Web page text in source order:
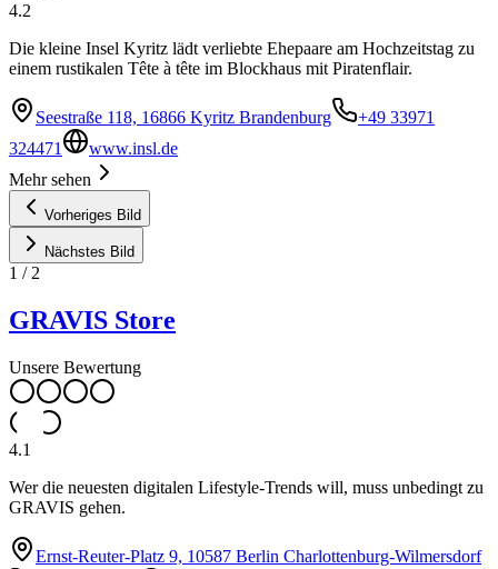
4.2
Die kleine Insel Kyritz lädt verliebte Ehepaare am Hochzeitstag zu
einem rustikalen Tête à tête im Blockhaus mit Piratenflair.
Seestraße 118, 16866 Kyritz Brandenburg
+49 33971
324471
www.insl.de
Mehr sehen
Vorheriges Bild
Nächstes Bild
1 /2
GRAVIS Store
Unsere Bewertung
4.1
Wer die neuesten digitalen Lifestyle-Trends will, muss unbedingt zu
GRAVIS gehen.
Ernst-Reuter-Platz 9, 10587 Berlin Charlottenburg-Wilmersdorf